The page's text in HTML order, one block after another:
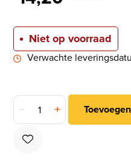
Niet op voorraad
Verwachte
Differnz kapstok 5 haken